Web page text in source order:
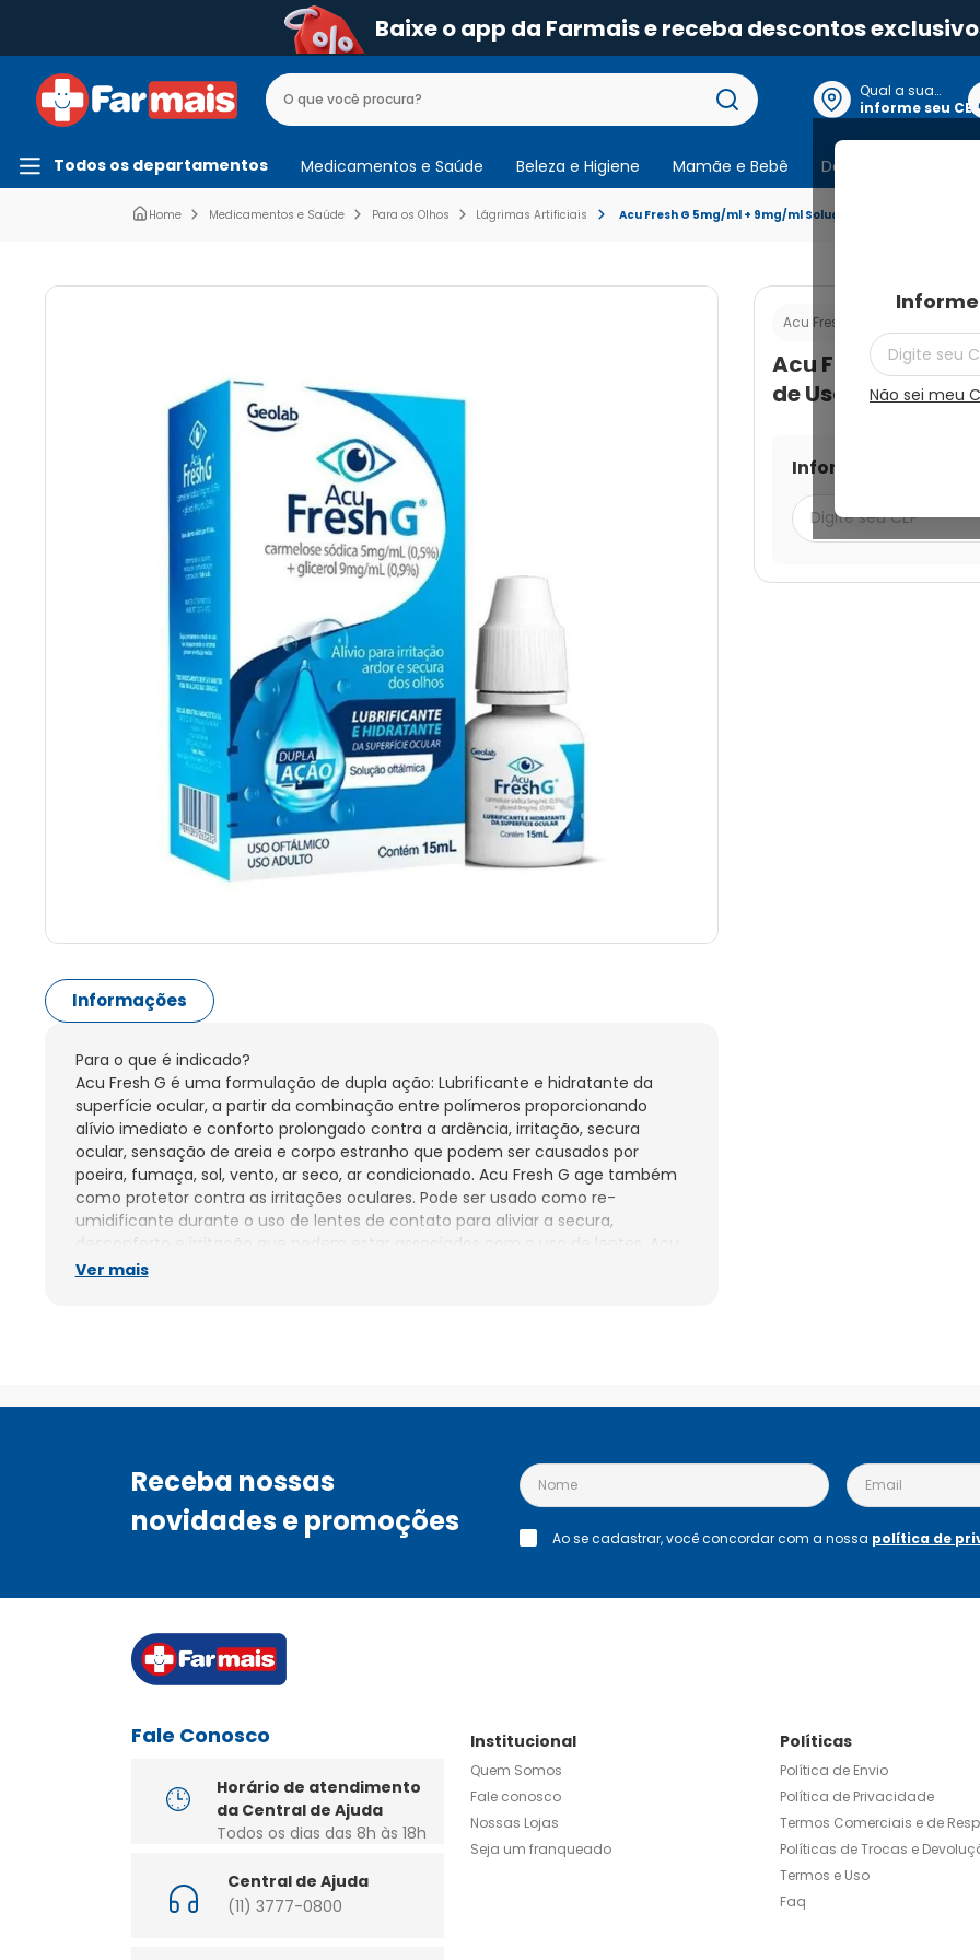
Baixe o app da Farmais e receba descontos
Qual a sua
localização?
informe seu CEP
Não sei meu
Todos os departamentos Medicamentos e Saúde Beleza e Higiene Mamãe e Bebê Dermocosmeticos
Medicamentos e Saúde Para os Olhos Lágrimas Artificiais Acu Fresh G 5mg/ml + 9mg/ml Solução de Uso Oftálmico
Informações
Para o que é indicado?
Acu Fresh G é uma formulação de dupla ação: Lubrificante e hidratante da
superfície ocular, a partir da combinação entre polímeros proporcionando
alívio imediato e conforto prolongado contra a ardência, irritação, secura
ocular, sensação de areia e corpo estranho que podem ser causados por
poeira, fumaça, sol, vento, ar seco, ar condicionado. Acu Fresh G age também
como protetor contra as irritações oculares. Pode ser usado como re-
umidificante durante o uso de lentes de contato para aliviar a secura,
desconforto e irritação que podem estar associados com o uso de lentes. Acu
Fresh G também é indicado no pós-operatório de cirurgias de correção visual
Ver mais
Acu Fresh
Acu Fresh G
de Uso Oftálmico
Informe seu CEP
Receba nossas
novidades e promoções
Ao se cadastrar, você concordar com a nossa política de
Fale Conosco
Horário de atendimento
da Central de Ajuda
Todos os dias das 8h às 18h
Central de Ajuda
(11) 3777-0800
Institucional
Quem Somos
Fale conosco
Nossas Lojas
Seja um franqueado
Políticas
Política de Envio
Política de Privacidade
Termos Comerciais e de
Políticas de Trocas e
Termos e Uso
Faq